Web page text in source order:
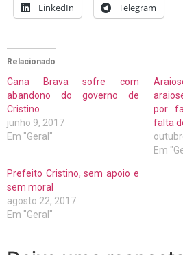
LinkedIn Telegram
Relacionado
Cana Brava sofre com
abandono do governo de
Cristino
junho 9, 2017
Em "Geral"
por
falta
Em
Prefeito Cristino, sem apoio e
sem moral
agosto 22, 2017
Em "Geral"